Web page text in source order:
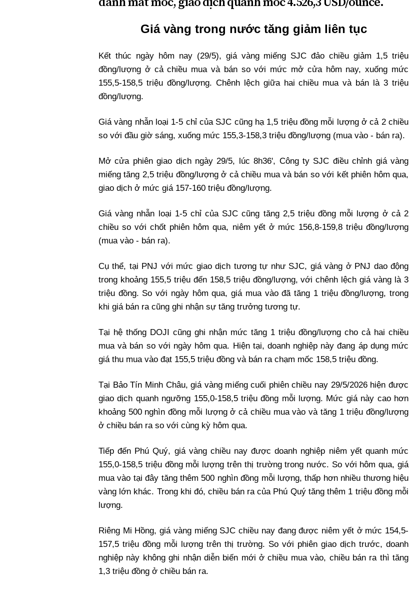
Xi nhan Trái Phải
Giá vàng trong nước tăng giảm liên tục
Kết thúc ngày hôm nay (29/5), giá vàng miếng SJC đảo chiều giảm 1,5 triệu
đồng/lượng ở cả chiều mua và bán so với mức mở cửa hôm nay, xuống mức
155,5-158,5 triệu đồng/lượng. Chênh lệch giữa hai chiều mua và bán là 3 triệu
đồng/lượng.
Giá vàng nhẫn loại 1-5 chỉ của SJC cũng hạ 1,5 triệu đồng mỗi lượng ở cả 2 chiều
so với đầu giờ sáng, xuống mức 155,3-158,3 triệu đồng/lượng (mua vào - bán ra).
Mở cửa phiên giao dịch ngày 29/5, lúc 8h36', Công ty SJC điều chỉnh giá vàng
miếng tăng 2,5 triệu đồng/lượng ở cả chiều mua và bán so với kết phiên hôm qua,
giao dịch ở mức giá 157-160 triệu đồng/lượng.
Giá vàng nhẫn loại 1-5 chỉ của SJC cũng tăng 2,5 triệu đồng mỗi lượng ở cả 2
chiều so với chốt phiên hôm qua, niêm yết ở mức 156,8-159,8 triệu đồng/lượng
(mua vào - bán ra).
Cụ thể, tại PNJ với mức giao dịch tương tự như SJC, giá vàng ở PNJ dao động
trong khoảng 155,5 triệu đến 158,5 triệu đồng/lượng, với chênh lệch giá vàng là 3
triệu đồng. So với ngày hôm qua, giá mua vào đã tăng 1 triệu đồng/lượng, trong
khi giá bán ra cũng ghi nhận sự tăng trưởng tương tự.
Tại hệ thống DOJI cũng ghi nhận mức tăng 1 triệu đồng/lượng cho cả hai chiều
mua và bán so với ngày hôm qua. Hiện tại, doanh nghiệp này đang áp dụng mức
giá thu mua vào đạt 155,5 triệu đồng và bán ra chạm mốc 158,5 triệu đồng.
Tại Bảo Tín Minh Châu, giá vàng miếng cuối phiên chiều nay 29/5/2026 hiện được
giao dịch quanh ngưỡng 155,0-158,5 triệu đồng mỗi lượng. Mức giá này cao hơn
khoảng 500 nghìn đồng mỗi lượng ở cả chiều mua vào và tăng 1 triệu đồng/lượng
ở chiều bán ra so với cùng kỳ hôm qua.
Tiếp đến Phú Quý, giá vàng chiều nay được doanh nghiệp niêm yết quanh mức
155,0-158,5 triệu đồng mỗi lượng trên thị trường trong nước. So với hôm qua, giá
mua vào tại đây tăng thêm 500 nghìn đồng mỗi lượng, thấp hơn nhiều thương hiệu
vàng lớn khác. Trong khi đó, chiều bán ra của Phú Quý tăng thêm 1 triệu đồng mỗi
lượng.
Riêng Mi Hồng, giá vàng miếng SJC chiều nay đang được niêm yết ở mức 154,5-
157,5 triệu đồng mỗi lượng trên thị trường. So với phiên giao dịch trước, doanh
nghiệp này không ghi nhận diễn biến mới ở chiều mua vào, chiều bán ra thì tăng
1,3 triệu đồng ở chiều bán ra.